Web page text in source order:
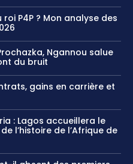
P4P ? Mon analyse des
Ngannou salue
du bruit
gains en carrière et
: Lagos accueillera le
l’histoire de l’Afrique de